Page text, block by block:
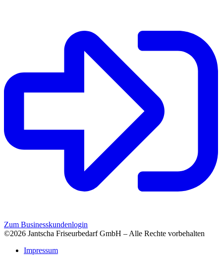
Zum Businesskundenlogin
©2026 Jantscha Friseurbedarf GmbH – Alle Rechte vorbehalten
Impressum